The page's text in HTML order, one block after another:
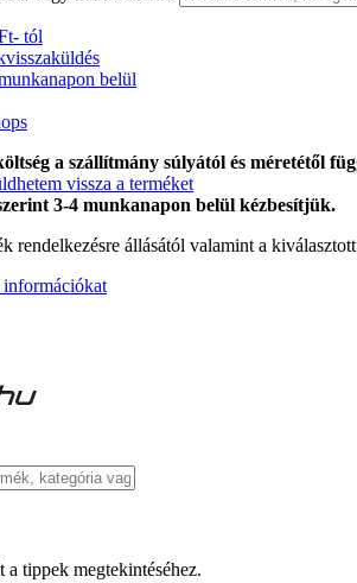
tól
belül
a szállítmány súlyától és méretétől
vissza a terméket
3-4 munkanapon belül kézbesítjük.
rendelkezésre állásától valamint a
információkat
a tippek megtekintéséhez.